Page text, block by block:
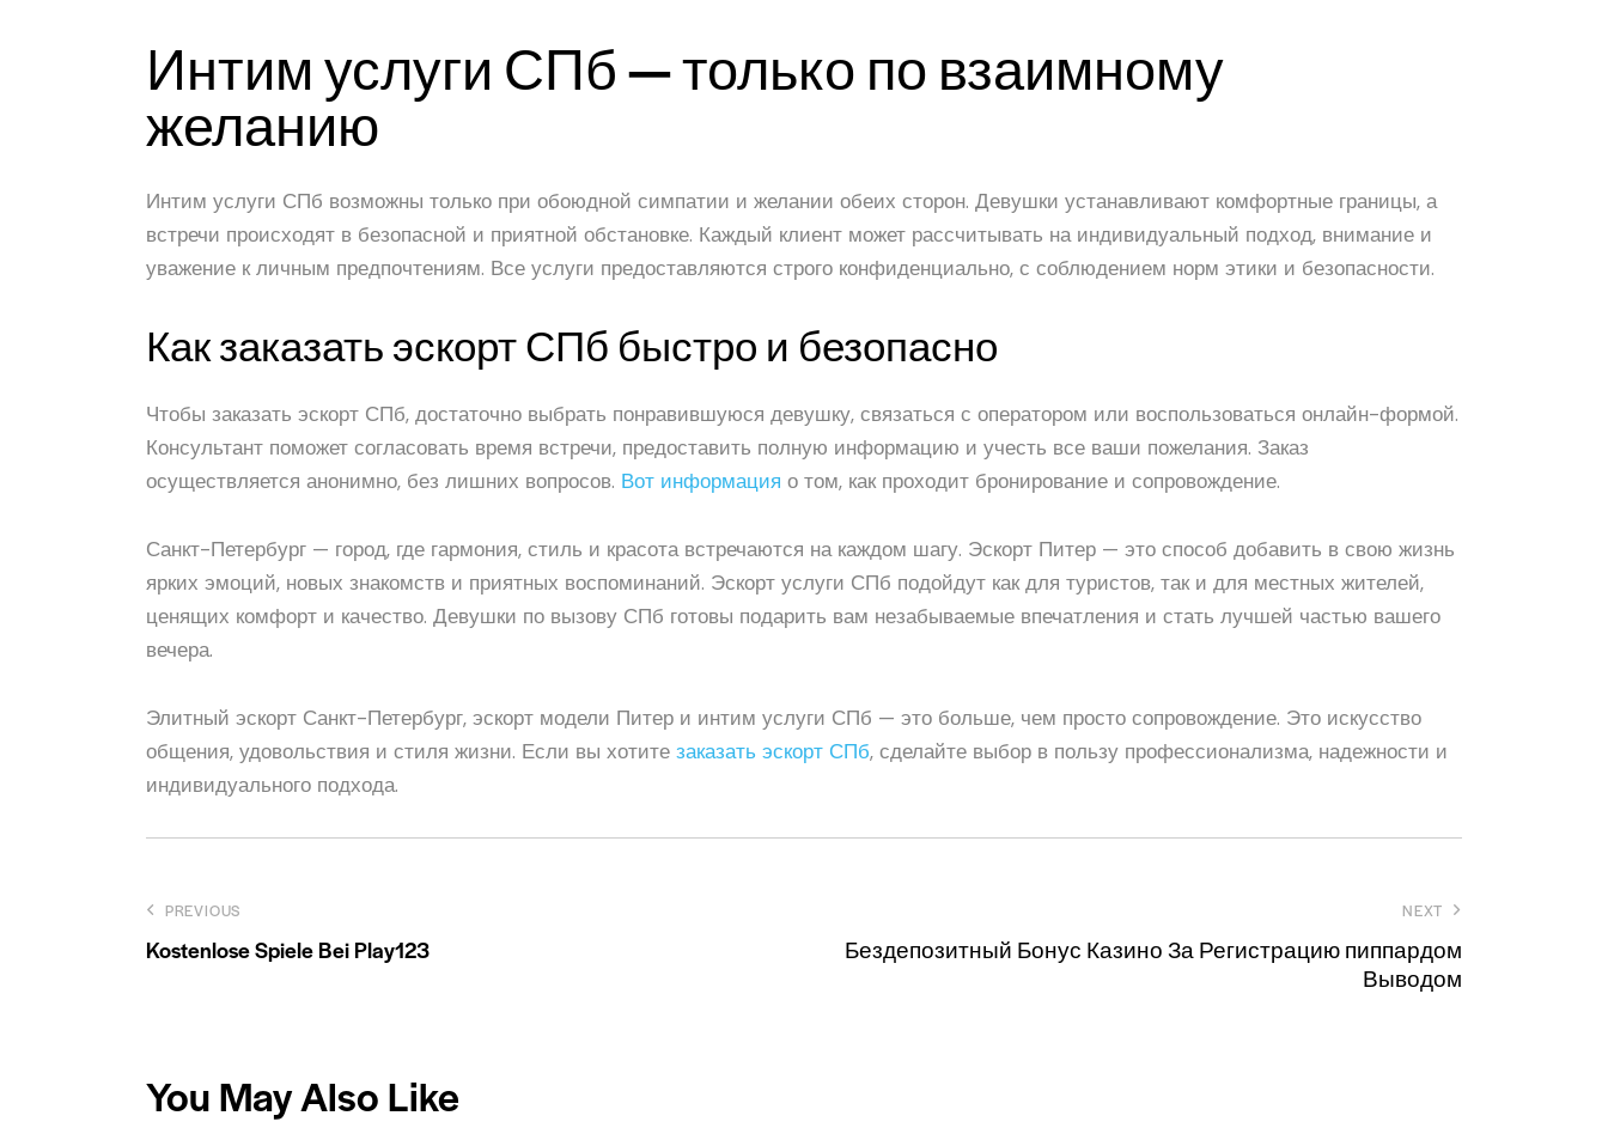
Интим услуги СПб — только по взаимному
желанию
Интим услуги СПб возможны только при обоюдной симпатии и желании обеих сторон. Девушки устанавливают комфортные границы, а
встречи происходят в безопасной и приятной обстановке. Каждый клиент может рассчитывать на индивидуальный подход, внимание и
уважение к личным предпочтениям. Все услуги предоставляются строго конфиденциально, с соблюдением норм этики и безопасности.
Как заказать эскорт СПб быстро и безопасно
Чтобы заказать эскорт СПб, достаточно выбрать понравившуюся девушку, связаться с оператором или воспользоваться онлайн-формой.
Консультант поможет согласовать время встречи, предоставить полную информацию и учесть все ваши пожелания. Заказ
осуществляется анонимно, без лишних вопросов. Вот информация о том, как проходит бронирование и сопровождение.
Санкт-Петербург — город, где гармония, стиль и красота встречаются на каждом шагу. Эскорт Питер — это способ добавить в свою жизнь
ярких эмоций, новых знакомств и приятных воспоминаний. Эскорт услуги СПб подойдут как для туристов, так и для местных жителей,
ценящих комфорт и качество. Девушки по вызову СПб готовы подарить вам незабываемые впечатления и стать лучшей частью вашего
вечера.
Элитный эскорт Санкт-Петербург, эскорт модели Питер и интим услуги СПб — это больше, чем просто сопровождение. Это искусство
общения, удовольствия и стиля жизни. Если вы хотите заказать эскорт СПб, сделайте выбор в пользу профессионализма, надежности и
индивидуального подхода.
Post
navigation
PREVIOUS
Kostenlose Spiele Bei Play123
NEXT
Бездепозитный Бонус Казино За Регистрацию пиппардом
Выводом
You May Also Like